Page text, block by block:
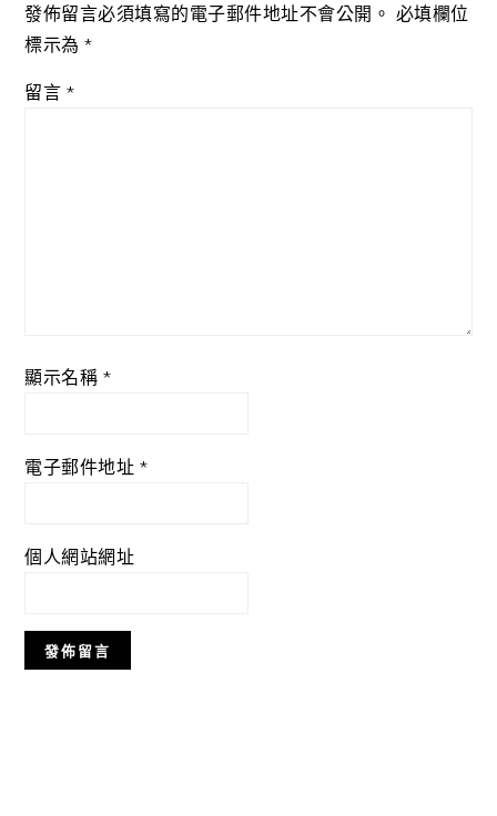
發佈留言必須填寫的電子郵件地址不會公開。 必填欄位
標示為*
留言 *
顯示名稱 *
電子郵件地址 *
個人網站網址